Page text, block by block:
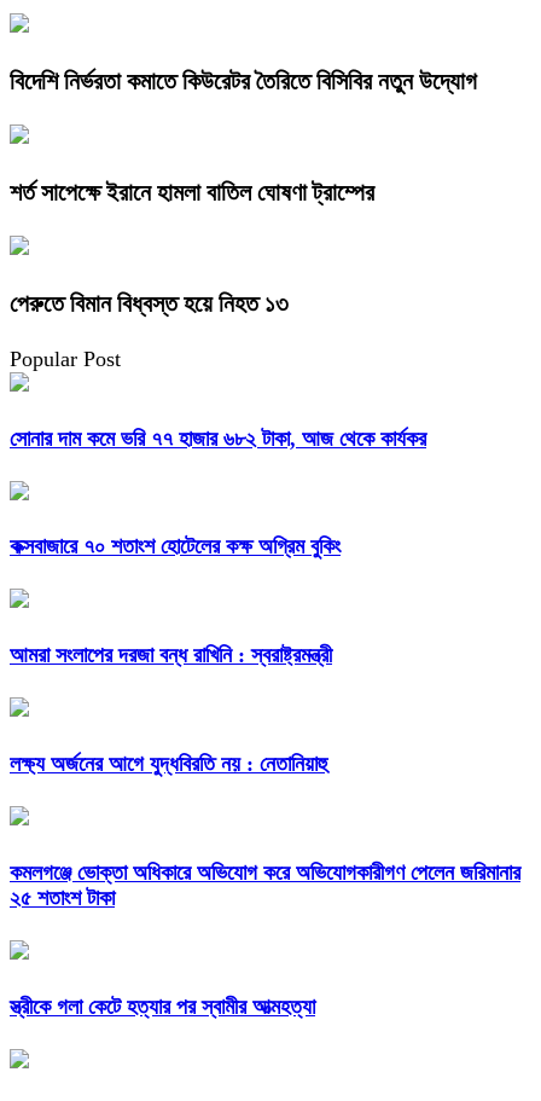
বিদেশি নির্ভরতা কমাতে কিউরেটর তৈরিতে বিসিবির নতুন উদ্যোগ
শর্ত সাপেক্ষে ইরানে হামলা বাতিল ঘোষণা ট্রাম্পের
পেরুতে বিমান বিধ্বস্ত হয়ে নিহত ১৩
Popular Post
সোনার দাম কমে ভরি ৭৭ হাজার ৬৮২ টাকা, আজ থেকে কার্যকর
কক্সবাজারে ৭০ শতাংশ হোটেলের কক্ষ অগ্রিম বুকিং
আমরা সংলাপের দরজা বন্ধ রাখিনি : স্বরাষ্ট্রমন্ত্রী
লক্ষ্য অর্জনের আগে যুদ্ধবিরতি নয় : নেতানিয়াহু
কমলগঞ্জে ভোক্তা অধিকারে অভিযোগ করে অভিযোগকারীগণ পেলেন জরিমানার
২৫ শতাংশ টাকা
স্ত্রীকে গলা কেটে হত্যার পর স্বামীর আত্মহত্যা